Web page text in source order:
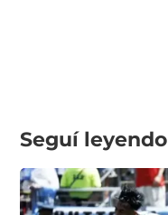
Seguí leyendo